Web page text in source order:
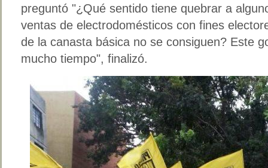
preguntó "¿Qué sentido tiene quebrar a
ventas de electrodomésticos con fines
de la canasta básica no se consiguen? Este
mucho tiempo", finalizó.